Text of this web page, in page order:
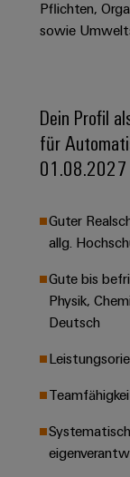
&
Gas
Lösungen
für
die
Mehr
Lösungen
die
im
Security
Industrial
EZA-
Regler
&
Touch-
Panels
und
Smart
AI
Remote
PSIRT
eShop
EDI-
ALLE
Partner
Partner
-
&
Events
Globale
&
Events
Pflichten,
sowie
Dein Profil
für
01.08.2027
Guter
allg.
Gute bis
Physik,
Deutsch